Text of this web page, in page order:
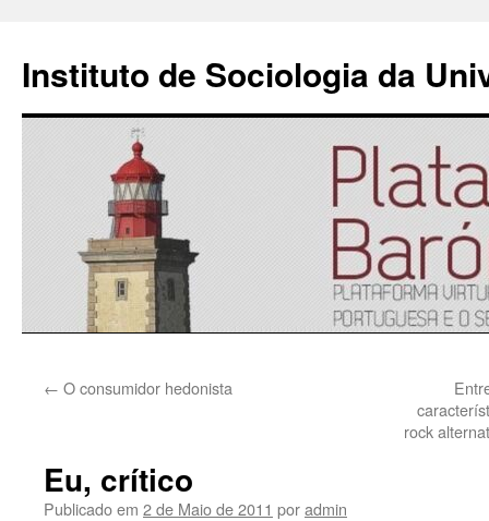
Instituto de Sociologia da
para
conteúdo
← O consumidor hedonista
rock
Eu, crítico
Publicado em 2 de Maio de 2011 poradmin